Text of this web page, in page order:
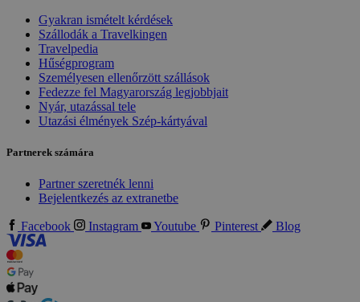
Gyakran ismételt kérdések
Szállodák a Travelkingen
Travelpedia
Hűségprogram
Személyesen ellenőrzött szállások
Fedezze fel Magyarország legjobbjait
Nyár, utazással tele
Utazási élmények Szép-kártyával
Partnerek számára
Partner szeretnék lenni
Bejelentkezés az extranetbe
Facebook Instagram Youtube Pinterest Blog